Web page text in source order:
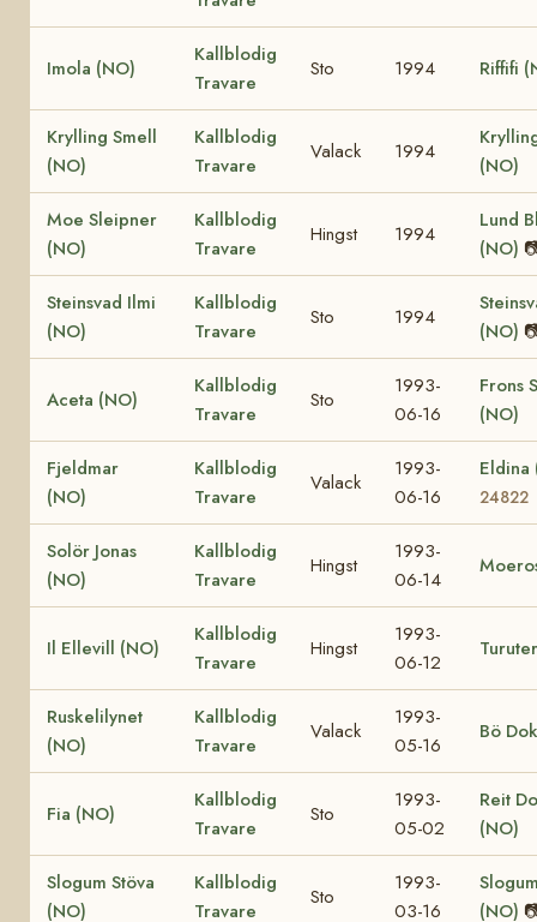
Imola (NO)
Kallblodig
Travare
Sto 1994 Riffifi
Krylling Smell
(NO)
Kallblodig
Travare
Valack 1994
(NO)
Moe Sleipner
(NO)
Kallblodig
Travare
Hingst 1994
Lund
(NO)
Steinsvad Ilmi
(NO)
Kallblodig
Travare
Sto 1994
(NO)
Aceta (NO)
Kallblodig
Travare
Sto
1993-
06-16
Frons
(NO)
Fjeldmar
(NO)
Kallblodig
Travare
Valack
1993-
06-16
24822
Solör Jonas
(NO)
Kallblodig
Travare
Hingst
1993-
06-14
Il Ellevill (NO)
Kallblodig
Travare
Hingst
1993-
06-12
Ruskelilynet
(NO)
Kallblodig
Travare
Valack
1993-
05-16
Bö
Fia (NO)
Kallblodig
Travare
Sto
1993-
05-02
Reit
(NO)
Slogum Stöva
(NO)
Kallblodig
Travare
Sto
1993-
03-16
(NO)